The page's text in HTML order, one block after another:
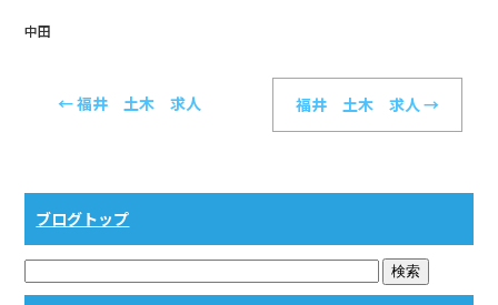
中田
←福井 土木 求人 福井 土木 求人 →
ブログトップ